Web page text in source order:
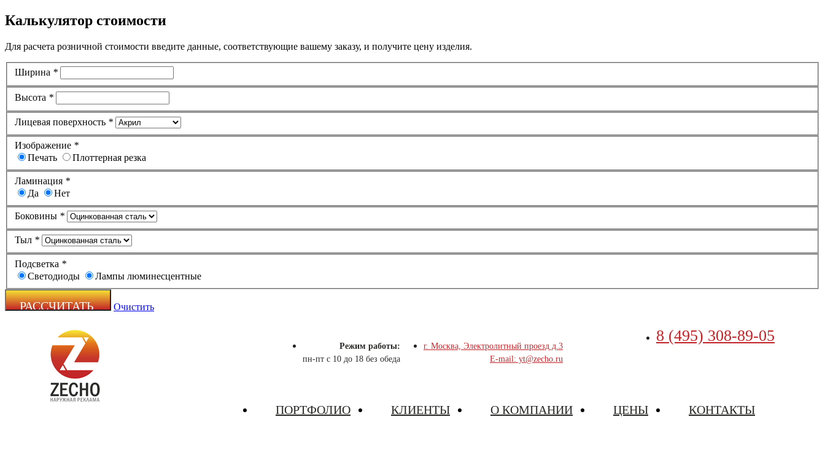
Калькулятор стоимости
Для расчета розничной стоимости введите данные, соответствующие вашему заказу, и получите цену изделия.
Ширина *
Высота *
Лицевая поверхность *
Изображение *
Печать
Плоттерная резка
Ламинация *
Да
Нет
Боковины *
Тыл *
Подсветка *
Светодиоды
Лампы люминесцентные
Очистить
Режим работы:
пн-пт с 10 до 18 без обеда
г. Москва, Электролитный проезд д.3
E-mail: yt@zecho.ru
8 (495) 308-89-05
ПОРТФОЛИО КЛИЕНТЫ О КОМПАНИИ ЦЕНЫ КОНТАКТЫ